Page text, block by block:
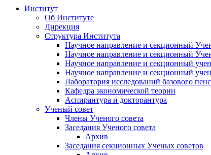
Институт
Об Институте
Дирекция
Структура Института
Научное направление и секционный
Научное направление и секционный
Научное направление и секционный
Научное направление и секционный
Лаборатория исследований базового
Кафедра экономической теории
Аспирантура и докторантура
Ученый совет
Члены Ученого совета
Заседания Ученого совета
Архив
Заседания секционных Ученых советов